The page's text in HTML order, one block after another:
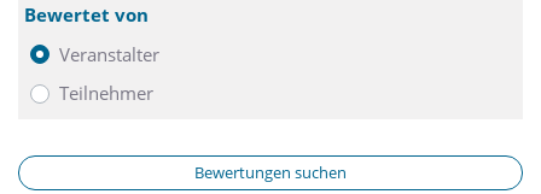
Bewertet von
Veranstalter
Teilnehmer
Bewertungen suchen